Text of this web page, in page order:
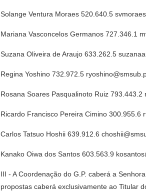
Solange Ventura Moraes 520.640.5
Mariana Vasconcelos Germanos 727.346.1
Suzana Oliveira de Araujo 633.262.5
Regina Yoshino 732.972.5
Rosana Soares Pasqualinoto Ruiz
Ricardo Francisco Pereira Cimino 300.955.6
Carlos Tatsuo Hoshii 639.912.6
Kanako Oiwa dos Santos 603.563.9
III - A Coordenação do G.P. caberá a
propostas caberá exclusivamente ao Titular